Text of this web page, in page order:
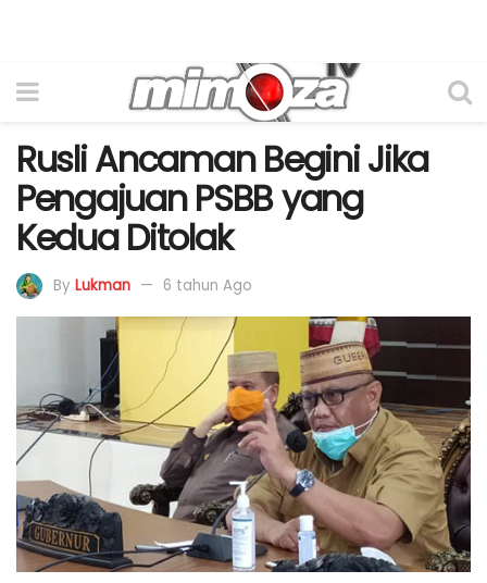
Rusli Ancaman Begini Jika
Pengajuan PSBB yang
Kedua Ditolak
By Lukman 6 tahun Ago